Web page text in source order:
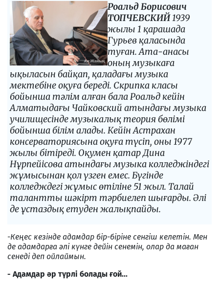
Роальд Борисович
ТОПЧЕВСКИЙ1939
жылы 1 қарашада
Гурьев қаласында
туған. Ата-анасы
оның музыкаға
ықыласын байқап, қаладағы музыка
мектебіне оқуға береді. Скрипка класы
бойынша тәлім алған бала Роальд кейін
Алматыдағы Чайковский атындағы музыка
училищесінде музыкалық теория бөлімі
бойынша білім алады. Кейін Астрахан
консерваториясына оқуға түсіп, оны 1977
жылы бітіреді. Оқумен қатар Дина
Нұрпейісова атындағы музыка колледжіндегі
жұмысынан қол үзген емес. Бүгінде
колледждегі жұмыс өтіліне 51 жыл. Талай
талантты шәкірт тәрбиелеп шығарды. Әлі
де ұстаздық етуден жалықпайды.
-Кеңес кезінде адамдар бір-біріне сенгіш келетін. Мен
де адамдарға әлі күнге дейін сенемін, олар да маған
сенеді деп ойлаймын.
- Адамдар әр түрлі болады ғой...